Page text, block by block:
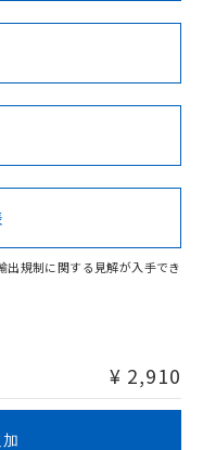
Cd Cr(VI)
あります。
出規制に関する見解が入手でき
¥ 2,910